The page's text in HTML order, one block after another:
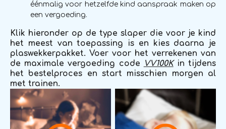
éénmalig voor hetzelfde kind aanspraak maken op
een vergoeding.
Klik hieronder op de type slaper die voor je kind
het meest van toepassing is en kies daarna je
plaswekkerpakket. Voer voor het verrekenen van
de maximale vergoeding code
VV100Kin tijdens
het bestelproces en start misschien morgen al
met trainen.